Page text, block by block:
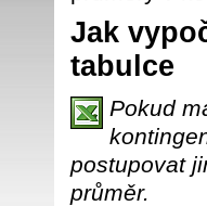
Jak
tabulce
Pokud
postupovat
průměr.